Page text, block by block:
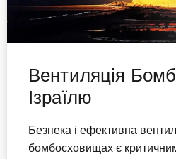
Вентиляція
Ізраїлю
Безпека і ефективна
бомбосховищах є